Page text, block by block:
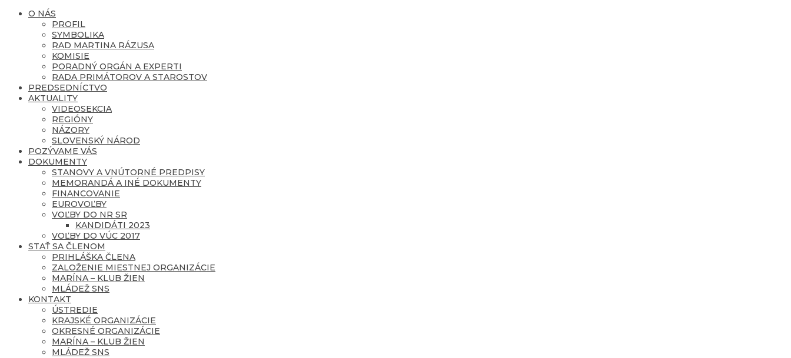
O NÁS
PROFIL
SYMBOLIKA
RAD MARTINA RÁZUSA
KOMISIE
PORADNÝ ORGÁN A EXPERTI
RADA PRIMÁTOROV A STAROSTOV
PREDSEDNÍCTVO
AKTUALITY
VIDEOSEKCIA
REGIÓNY
NÁZORY
SLOVENSKÝ NÁROD
POZÝVAME VÁS
DOKUMENTY
STANOVY A VNÚTORNÉ PREDPISY
MEMORANDÁ A INÉ DOKUMENTY
FINANCOVANIE
EUROVOĽBY
VOĽBY DO NR SR
KANDIDÁTI 2023
VOĽBY DO VÚC 2017
STAŤ SA ČLENOM
PRIHLÁŠKA ČLENA
ZALOŽENIE MIESTNEJ ORGANIZÁCIE
MARÍNA – KLUB ŽIEN
MLÁDEŽ SNS
KONTAKT
ÚSTREDIE
KRAJSKÉ ORGANIZÁCIE
OKRESNÉ ORGANIZÁCIE
MARÍNA – KLUB ŽIEN
MLÁDEŽ SNS